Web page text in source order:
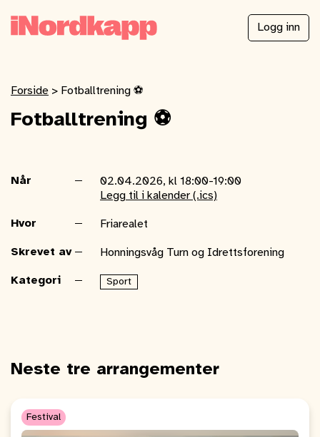
Logg inn
Forside > Fotballtrening ⚽️
Fotballtrening ⚽️
Når
02.04.2026, kl 18:00-19:00
Legg til i kalender (.ics)
Hvor Friarealet
Skrevet av Honningsvåg Turn og Idrettsforening
Kategori Sport
Neste tre arrangementer
Festival